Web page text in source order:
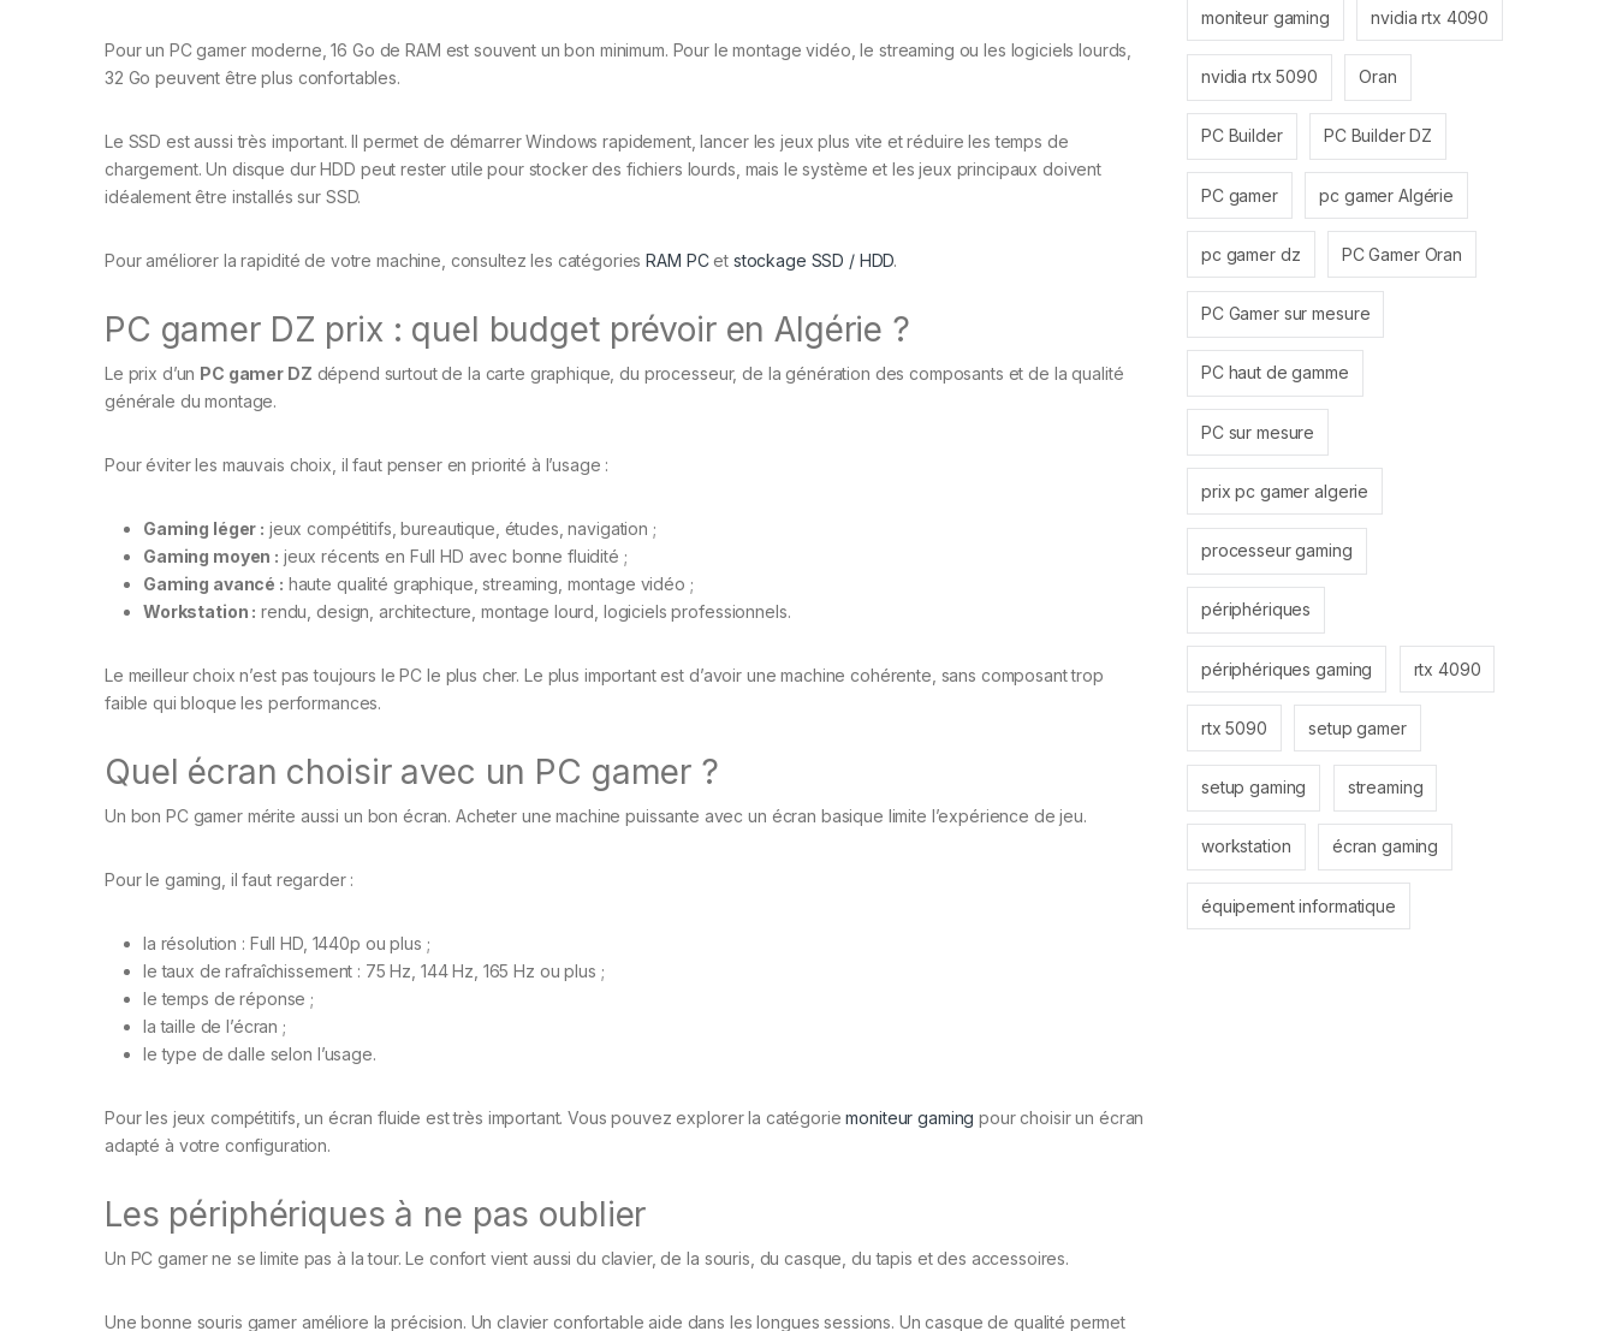
Pour un PC gamer moderne, 16 Go de RAM est souvent un bon minimum. Pour le montage vidéo, le streaming ou les logiciels lourds,
32 Go peuvent être plus confortables.
Le SSD est aussi très important. Il permet de démarrer Windows rapidement, lancer les jeux plus vite et réduire les temps de
chargement. Un disque dur HDD peut rester utile pour stocker des fichiers lourds, mais le système et les jeux principaux doivent
idéalement être installés sur SSD.
Pour améliorer la rapidité de votre machine, consultez les catégoriesRAM PCet stockage SSD / HDD.
PC gamer DZ prix : quel budget prévoir en Algérie ?
Le prix d’un PC gamer DZ dépend surtout de la carte graphique, du processeur, de la génération des composants et de la qualité
générale du montage.
Pour éviter les mauvais choix, il faut penser en priorité à l’usage :
Gaming léger : jeux compétitifs, bureautique, études, navigation ;
Gaming moyen : jeux récents en Full HD avec bonne fluidité ;
Gaming avancé : haute qualité graphique, streaming, montage vidéo ;
Workstation : rendu, design, architecture, montage lourd, logiciels professionnels.
Le meilleur choix n’est pas toujours le PC le plus cher. Le plus important est d’avoir une machine cohérente, sans composant trop
faible qui bloque les performances.
Quel écran choisir avec un PC gamer ?
Un bon PC gamer mérite aussi un bon écran. Acheter une machine puissante avec un écran basique limite l’expérience de jeu.
Pour le gaming, il faut regarder :
la résolution : Full HD, 1440p ou plus ;
le taux de rafraîchissement : 75 Hz, 144 Hz, 165 Hz ou plus ;
le temps de réponse ;
la taille de l’écran ;
le type de dalle selon l’usage.
Pour les jeux compétitifs, un écran fluide est très important. Vous pouvez explorer la catégoriemoniteur gaming pour choisir un écran
adapté à votre configuration.
Les périphériques à ne pas oublier
Un PC gamer ne se limite pas à la tour. Le confort vient aussi du clavier, de la souris, du casque, du tapis et des accessoires.
Une bonne souris gamer améliore la précision. Un clavier confortable aide dans les longues sessions. Un casque de qualité permet
moniteur gaming nvidia rtx 4090
nvidia rtx 5090 Oran
PC Builder PC Builder DZ
PC gamer pc gamer Algérie
pc gamer dz PC Gamer Oran
PC Gamer sur mesure
PC haut de gamme
PC sur mesure
prix pc gamer algerie
processeur gaming
périphériques
périphériques gaming rtx 4090
rtx 5090 setup gamer
setup gaming streaming
workstation écran gaming
équipement informatique